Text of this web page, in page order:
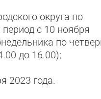
округа по
с 10 ноября
по
до 16.00);
2023 года.